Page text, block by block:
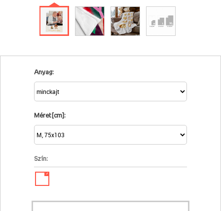
Anyag:
Méret [cm]:
Szín:
✓